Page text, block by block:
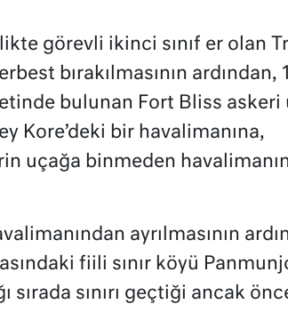
görevli ikinci sınıf er olan
bırakılmasının ardından,
bulunan Fort Bliss askeri
Kore’deki bir havalimanına,
uçağa binmeden
ayrılmasının
fiili sınır köyü
sırada sınırı geçtiği ancak